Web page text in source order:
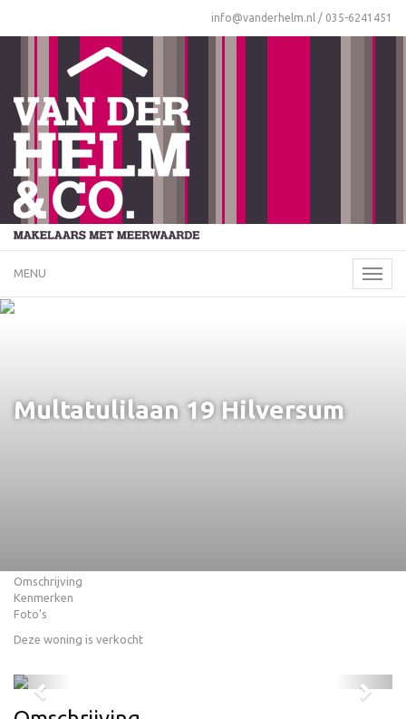
info@vanderhelm.nl / 035-6241451
MENU
Omschrijving
Kenmerken
Foto's
Multatulilaan 19 Hilversum
Deze woning is verkocht
Previous Next